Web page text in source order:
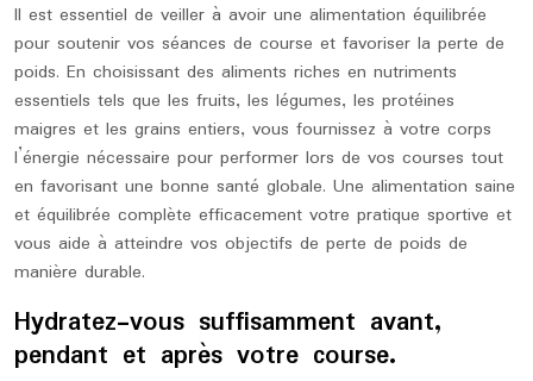
Il est essentiel de veiller à avoir une alimentation équilibrée
pour soutenir vos séances de course et favoriser la perte de
poids. En choisissant des aliments riches en nutriments
essentiels tels que les fruits, les légumes, les protéines
maigres et les grains entiers, vous fournissez à votre corps
l’énergie nécessaire pour performer lors de vos courses tout
en favorisant une bonne santé globale. Une alimentation saine
et équilibrée complète efficacement votre pratique sportive et
vous aide à atteindre vos objectifs de perte de poids de
manière durable.
Hydratez-vous suffisamment avant,
pendant et après votre course.